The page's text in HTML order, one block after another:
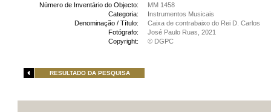
Número de Inventário do Objecto:
MM 1458
Categoria:
Instrumentos Musicais
Denominação / Título:
Caixa de contrabaixo do Rei D. Carlos
Fotógrafo:
José Paulo Ruas, 2021
Copyright:
© DGPC
RESULTADO DA PESQUISA